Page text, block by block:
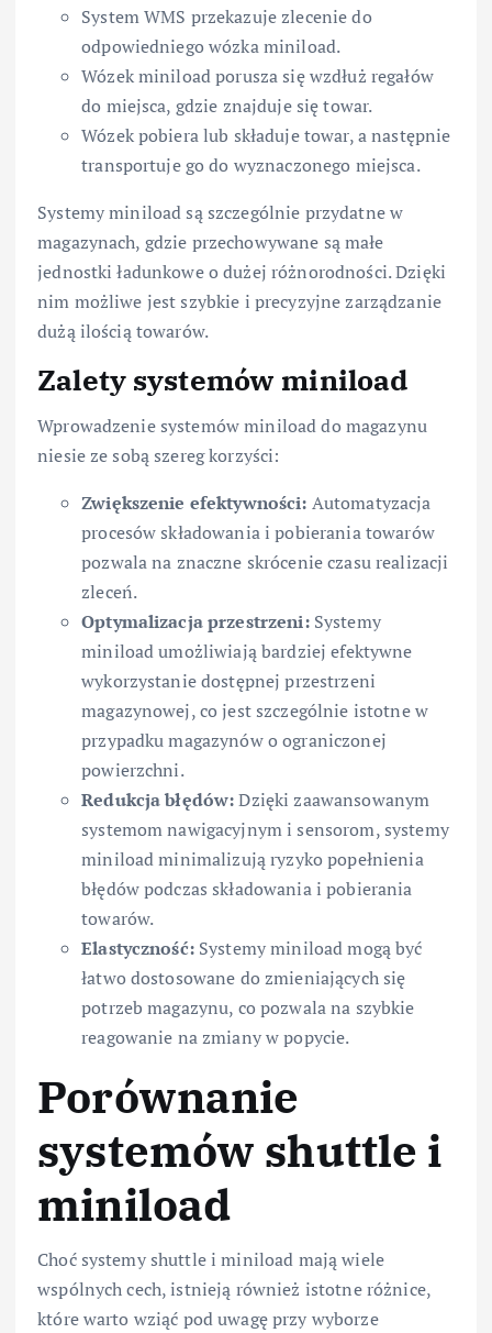
System WMS przekazuje zlecenie do
odpowiedniego wózka miniload.
Wózek miniload porusza się wzdłuż regałów
do miejsca, gdzie znajduje się towar.
Wózek pobiera lub składuje towar, a następnie
transportuje go do wyznaczonego miejsca.
Systemy miniload są szczególnie przydatne w
magazynach, gdzie przechowywane są małe
jednostki ładunkowe o dużej różnorodności. Dzięki
nim możliwe jest szybkie i precyzyjne zarządzanie
dużą ilością towarów.
Zalety systemów miniload
Wprowadzenie systemów miniload do magazynu
niesie ze sobą szereg korzyści:
Zwiększenie efektywności: Automatyzacja
procesów składowania i pobierania towarów
pozwala na znaczne skrócenie czasu realizacji
zleceń.
Optymalizacja przestrzeni:Systemy
miniload umożliwiają bardziej efektywne
wykorzystanie dostępnej przestrzeni
magazynowej, co jest szczególnie istotne w
przypadku magazynów o ograniczonej
powierzchni.
Redukcja błędów:Dzięki zaawansowanym
systemom nawigacyjnym i sensorom, systemy
miniload minimalizują ryzyko popełnienia
błędów podczas składowania i pobierania
towarów.
Elastyczność:Systemy miniload mogą być
łatwo dostosowane do zmieniających się
potrzeb magazynu, co pozwala na szybkie
reagowanie na zmiany w popycie.
Porównanie
systemów shuttle i
miniload
Choć systemy shuttle i miniload mają wiele
wspólnych cech, istnieją również istotne różnice,
które warto wziąć pod uwagę przy wyborze